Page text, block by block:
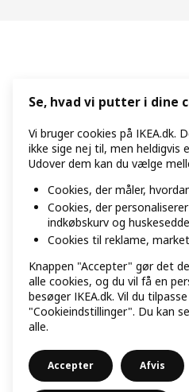
Se, hvad vi putter i dine
Vi bruger cookies på IKEA.dk.
ikke sige nej til, men heldigvis
Udover dem kan du vælge
Cookies, der måler,
Cookies, der
indkøbskurv og
Cookies til reklame,
Knappen "Accepter" gør det
alle cookies, og du vil få en
besøger IKEA.dk. Vil du
"Cookieindstillinger". Du kan
alle.
Accepter Afvis